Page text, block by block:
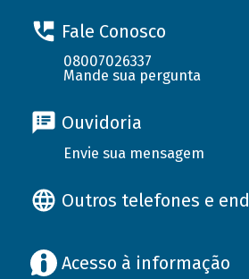
Fale Conosco
08007026337
Mande sua pergunta
Ouvidoria
Envie sua mensagem
Outros telefones e
Acesso à informação